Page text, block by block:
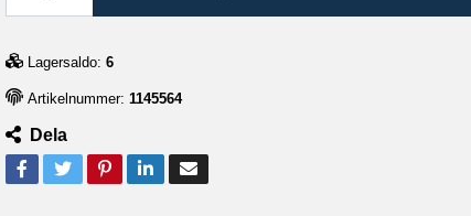
Lagersaldo: 6
Artikelnummer: 1145564
Dela